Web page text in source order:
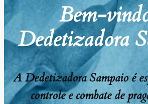
Bem-
Dedetizadora
A Dedetizadora Sampaio é
controle e combate de